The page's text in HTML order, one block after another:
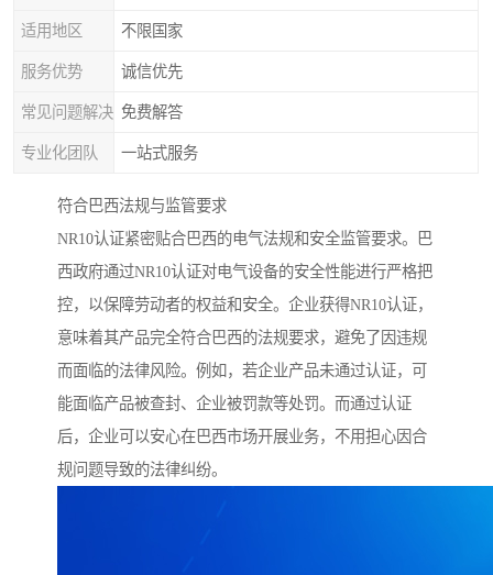
适用地区 不限国家
服务优势 诚信优先
常见问题解决 免费解答
专业化团队 一站式服务
符合巴西法规与监管要求
NR10认证紧密贴合巴西的电气法规和安全监管要求。巴
西政府通过NR10认证对电气设备的安全性能进行严格把
控，以保障劳动者的权益和安全。企业获得NR10认证，
意味着其产品完全符合巴西的法规要求，避免了因违规
而面临的法律风险。例如，若企业产品未通过认证，可
能面临产品被查封、企业被罚款等处罚。而通过认证
后，企业可以安心在巴西市场开展业务，不用担心因合
规问题导致的法律纠纷。